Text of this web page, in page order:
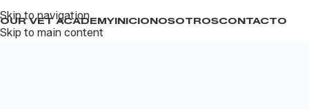
Skip to navigation
Skip to main content
VET ACADEMYINICIONOSOTROSCONTACTO